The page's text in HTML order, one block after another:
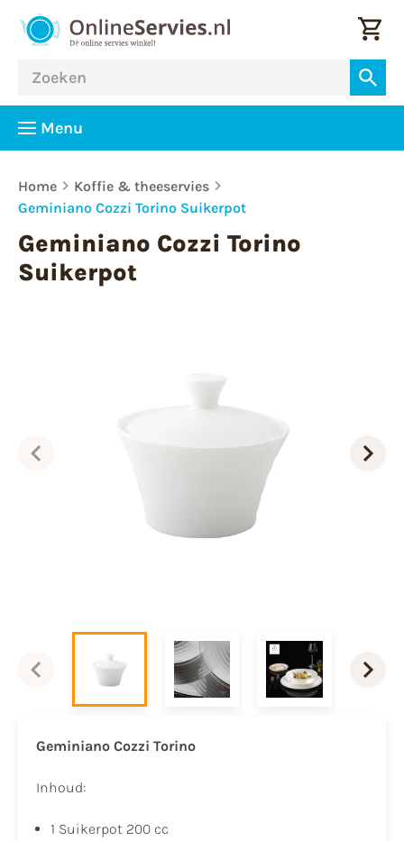
Menu
Home
Koffie & theeservies
Geminiano Cozzi Torino Suikerpot
Geminiano Cozzi Torino
Suikerpot
Geminiano Cozzi Torino
Inhoud:
1 Suikerpot 200 cc